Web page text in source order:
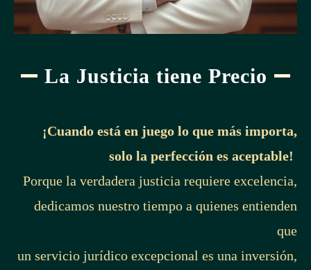
La Justicia tiene Precio
¡Cuando está en juego lo que más importa,
solo la perfección es aceptable!
Porque la verdadera justicia requiere excelencia,
dedicamos nuestro tiempo a quienes entienden
que
un servicio jurídico excepcional es una inversión,